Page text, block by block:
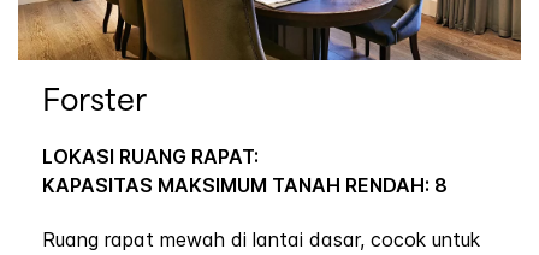
Forster
LOKASI RUANG RAPAT:
KAPASITAS MAKSIMUM TANAH RENDAH: 8
Ruang rapat mewah di lantai dasar, cocok untuk